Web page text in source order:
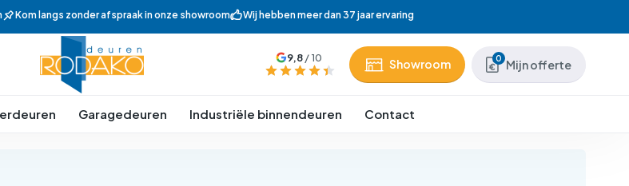
Kom langs zonder afspraak in onze showroom Wij hebben meer dan 37 jaar ervaring
Showroom 0 Mijn offerte
9,8/ 10
Garagedeuren Industriële binnendeuren Contact